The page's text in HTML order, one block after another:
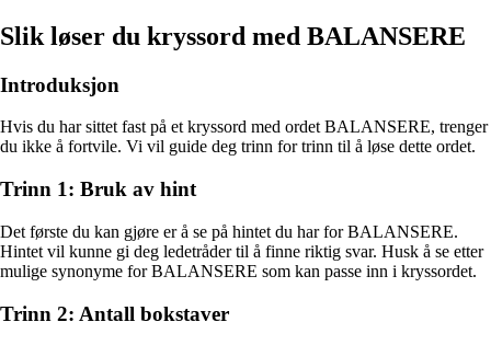
Slik løser du kryssord med BALANSERE
Introduksjon
Hvis du har sittet fast på et kryssord med ordet BALANSERE, trenger
du ikke å fortvile. Vi vil guide deg trinn for trinn til å løse dette ordet.
Trinn 1: Bruk av hint
Det første du kan gjøre er å se på hintet du har for BALANSERE.
Hintet vil kunne gi deg ledetråder til å finne riktig svar. Husk å se etter
mulige synonyme for BALANSERE som kan passe inn i kryssordet.
Trinn 2: Antall bokstaver